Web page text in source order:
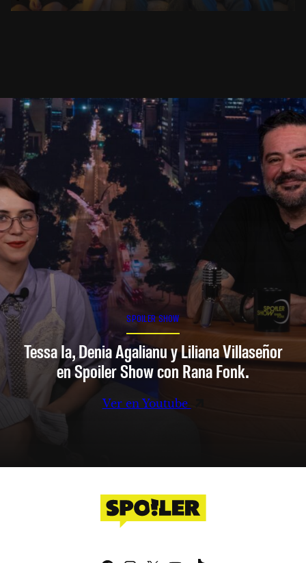
SPOILER SHOW
Tessa Ia, Denia Agalianu y Liliana Villaseñor
en Spoiler Show con Rana Fonk.
Ver en Youtube
Facebook
Instagram
X YouTube